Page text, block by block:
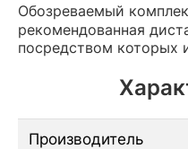
Обозреваемый
рекомендованная
посредством которых
Производитель